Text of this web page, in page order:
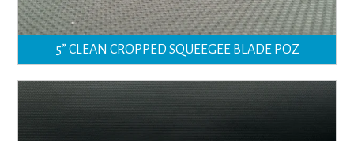
5” CLEAN CROPPED SQUEEGEE BLADE ΡΟΖ